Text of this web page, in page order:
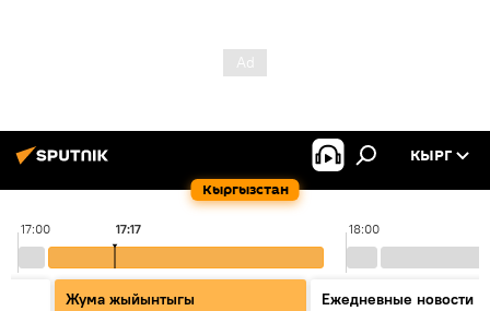
Кыргызстан
КЫРГ
17:00 18:00
17:17
Жума жыйынтыгы
Ежедневные новости